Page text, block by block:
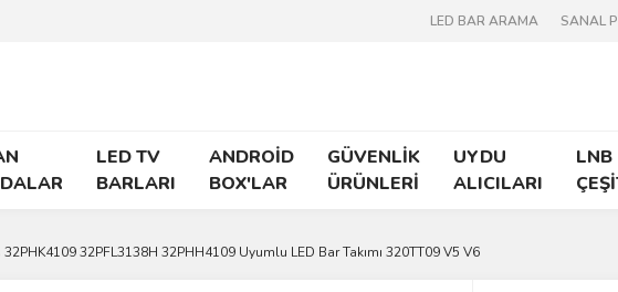
LED BAR ARAMA SANAL
LED TV
BARLARI
ANDROİD
BOX'LAR
GÜVENLİK
ÜRÜNLERİ
UYDU
ALICILARI
LNB
32PFL3138H 32PHH4109 Uyumlu LED Bar Takımı 320TT09 V5 V6